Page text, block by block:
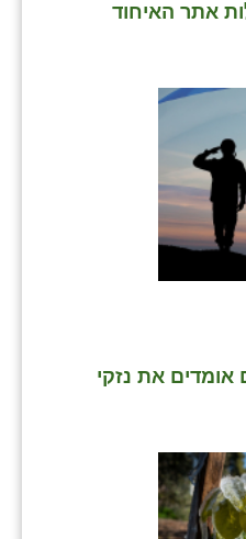
אתר האיחוד
אומדים את נזקי